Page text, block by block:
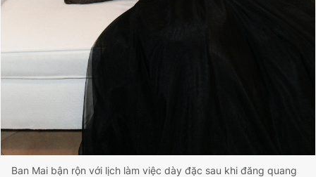
Ban Mai bận rộn với lịch làm việc dày đặc sau khi đăng quang